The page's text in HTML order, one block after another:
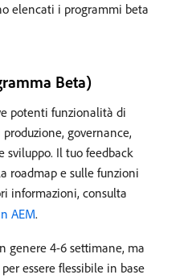
elencati i programmi beta
Beta)
potenti funzionalità di
governance,
sviluppo. Il tuo feedback
roadmap e sulle funzioni
informazioni, consulta
AEM.
genere 4-6 settimane, ma
essere flessibile in base